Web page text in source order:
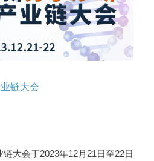
链大会
大会于2023年12月21日至22日